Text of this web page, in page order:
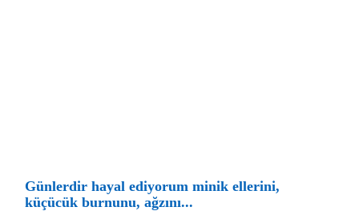
Hesaplamalar
Günlerdir hayal ediyorum minik ellerini,
küçücük burnunu, ağzını...